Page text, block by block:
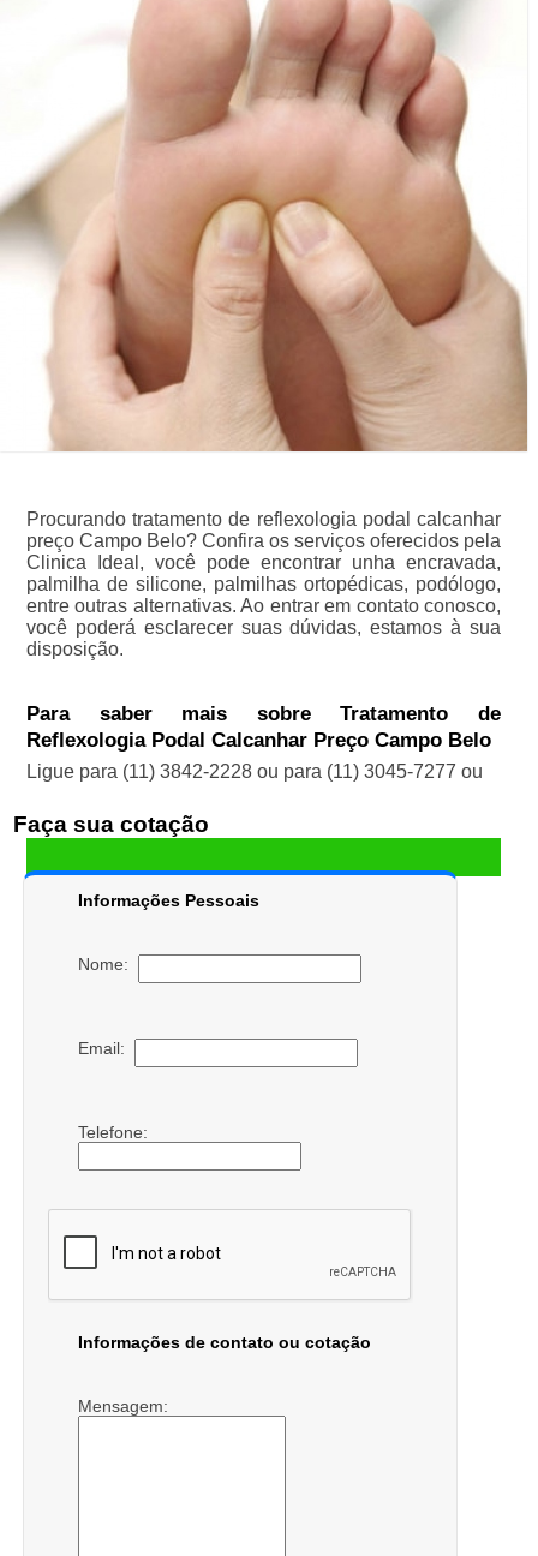
Procurando tratamento de reflexologia podal calcanhar
preço Campo Belo? Confira os serviços oferecidos pela
Clinica Ideal, você pode encontrar unha encravada,
palmilha de silicone, palmilhas ortopédicas, podólogo,
entre outras alternativas. Ao entrar em contato conosco,
você poderá esclarecer suas dúvidas, estamos à sua
disposição.
Para saber mais sobre Tratamento de
Reflexologia Podal Calcanhar Preço Campo Belo
Ligue para (11) 3842-2228ou para (11) 3045-7277 ou
Faça sua cotação
Informações Pessoais
Nome:
Email:
Telefone:
Informações de contato ou cotação
Mensagem: